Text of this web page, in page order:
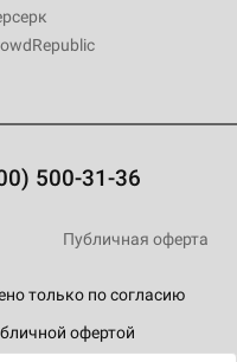
500-31-36
только по согласию
офертой
Публичная оферта